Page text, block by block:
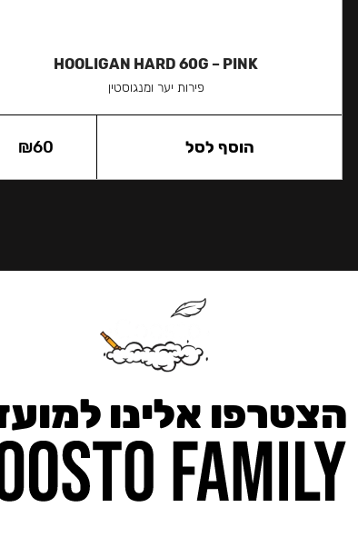
HOOLIGAN HARD 60G – PINK
פירות יער ומנגוסטין
₪60 הוסף לסל
הצטרפו אלינו